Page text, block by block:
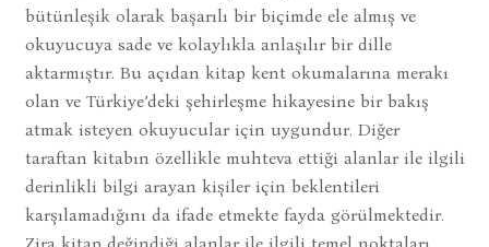
bütünleşik olarak başarılı bir biçimde ele almış ve
okuyucuya sade ve kolaylıkla anlaşılır bir dille
aktarmıştır. Bu açıdan kitap kent okumalarına merakı
olan ve Türkiye’deki şehirleşme hikayesine bir bakış
atmak isteyen okuyucular için uygundur. Diğer
taraftan kitabın özellikle muhteva ettiği alanlar ile ilgili
derinlikli bilgi arayan kişiler için beklentileri
karşılamadığını da ifade etmekte fayda görülmektedir.